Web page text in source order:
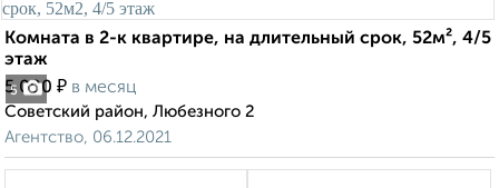
5
Комната в 2-к квартире, на длительный срок, 52м², 4/5
этаж
5 000 ₽ в месяц
Советский район, Любезного 2
Агентство, 06.12.2021